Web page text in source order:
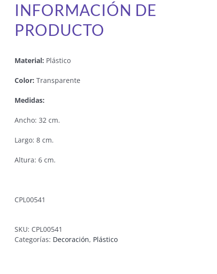
INFORMACIÓN DE
PRODUCTO
Material: Plástico
Color: Transparente
Medidas:
Ancho: 32 cm.
Largo: 8 cm.
Altura: 6 cm.
CPL00541
SKU: CPL00541
Categorías: Decoración, Plástico